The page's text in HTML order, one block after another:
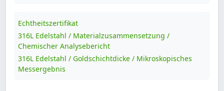
Echtheitszertifikat
316L Edelstahl / Materialzusammensetzung /
Chemischer Analysebericht
316L Edelstahl / Goldschichtdicke / Mikroskopisches
Messergebnis